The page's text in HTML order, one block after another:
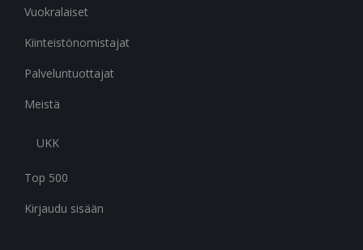
Vuokralaiset
Kiinteistönomistajat
Palveluntuottajat
Meistä
UKK
Top 500
Kirjaudu sisään